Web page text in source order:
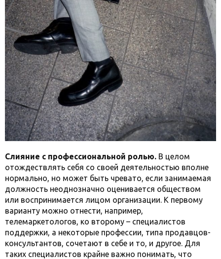
Слияние с профессиональной ролью. В целом
отождествлять себя со своей деятельностью вполне
нормально, но может быть чревато, если занимаемая
должность неоднозначно оценивается обществом
или воспринимается лицом организации. К первому
варианту можно отнести, например,
телемаркетологов, ко второму – специалистов
поддержки, а некоторые профессии, типа продавцов-
консультантов, сочетают в себе и то, и другое. Для
таких специалистов крайне важно понимать, что